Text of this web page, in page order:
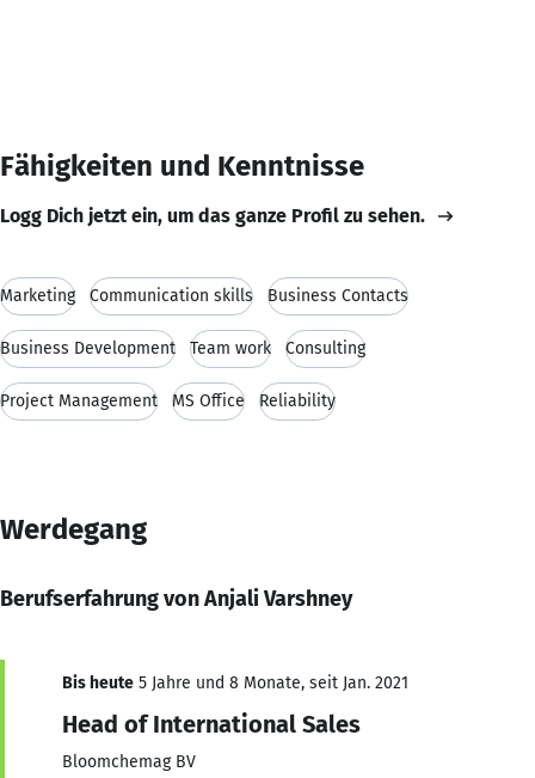
Fähigkeiten und Kenntnisse
Logg Dich jetzt ein, um das ganze Profil zu sehen.
Marketing Communication skills Business Contacts
Business Development Team work Consulting
Project Management MS Office Reliability
Werdegang
Berufserfahrung von Anjali Varshney
Bis heute 5 Jahre und 8 Monate, seit Jan. 2021
Head of International Sales
Bloomchemag BV